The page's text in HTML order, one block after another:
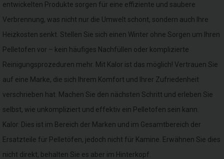
entwickelten Produkte sorgen für eine effiziente und saubere
Verbrennung, was nicht nur die Umwelt schont, sondern auch Ihre
Heizkosten senkt. Stellen Sie sich einen Winter ohne Sorgen um Ihren
Pelletofen vor – kein häufiges Nachfüllen oder komplizierte
Reinigungsprozeduren mehr. Mit Kalor ist das möglich! Vertrauen Sie
auf eine Marke, die sich Ihrem Komfort und Ihrer Zufriedenheit
verschrieben hat. Machen Sie den nächsten Schritt und erleben Sie
selbst, wie unkompliziert und effektiv ein Pelletofen sein kann.
Kalor. Dies ist im Bereich der Marken und im Gesamtbereich der
Ersatzteile für Pelletöfen, jedoch nicht für Kamine. Erwähnen Sie dies
nicht direkt, behalten Sie es aber im Hinterkopf.